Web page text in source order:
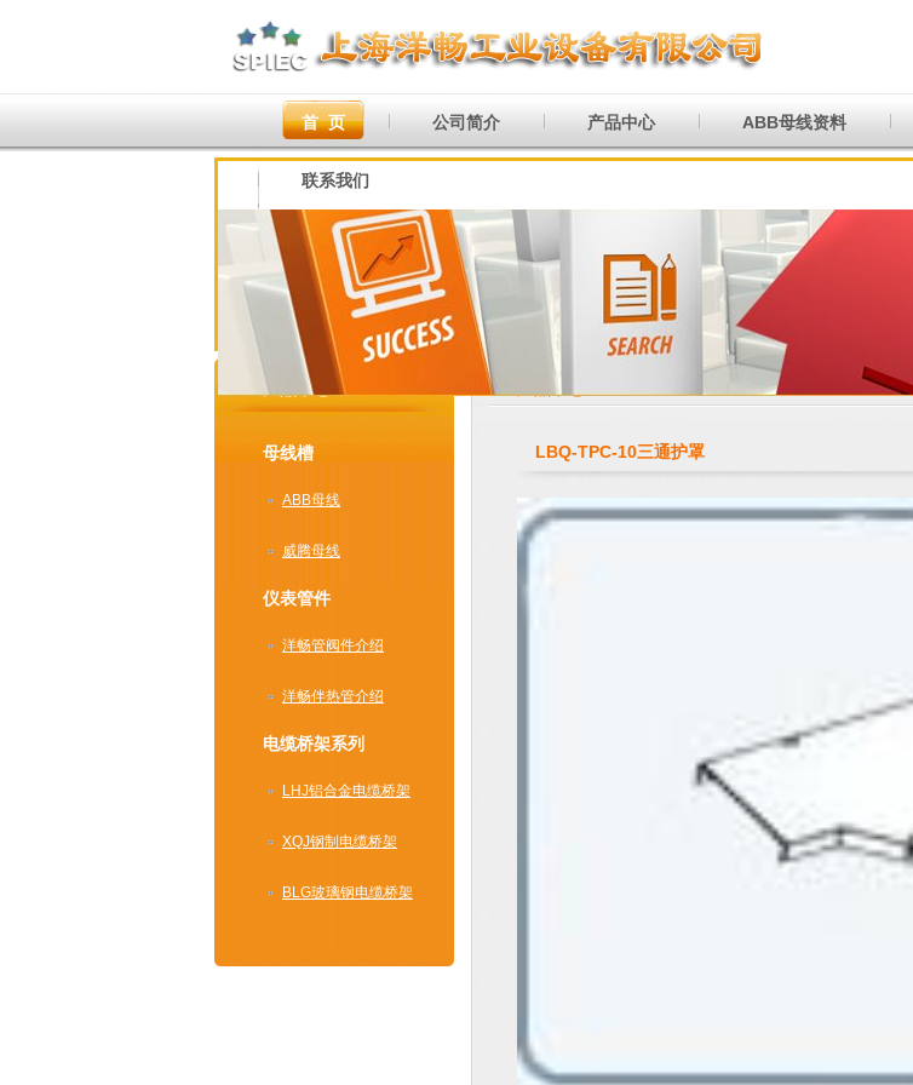
首 页 公司简介 产品中心 ABB母线资料
联系我们
产品中心
母线槽
ABB母线
威腾母线
仪表管件
洋畅管阀件介绍
洋畅伴热管介绍
电缆桥架系列
LHJ铝合金电缆桥架
XQJ钢制电缆桥架
BLG玻璃钢电缆桥架
产品中心
LBQ-TPC-10三通护罩